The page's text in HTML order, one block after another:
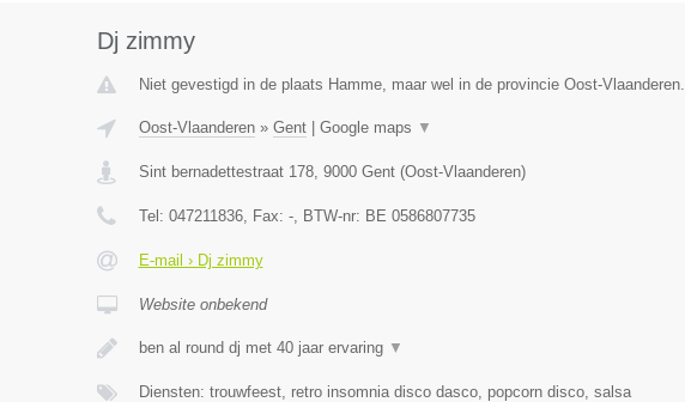
Dj zimmy
Niet gevestigd in de plaats Hamme, maar wel in de provincie Oost-Vlaanderen.
Oost-Vlaanderen» Gent| Google maps ▼
Sint bernadettestraat 178, 9000 Gent(Oost-Vlaanderen)
Tel: 047211836, Fax: -, BTW-nr: BE 0586807735
E-mail › Dj zimmy
Website onbekend
ben al round dj met 40 jaar ervaring ▼
Diensten: trouwfeest, retro insomnia disco dasco, popcorn disco, salsa